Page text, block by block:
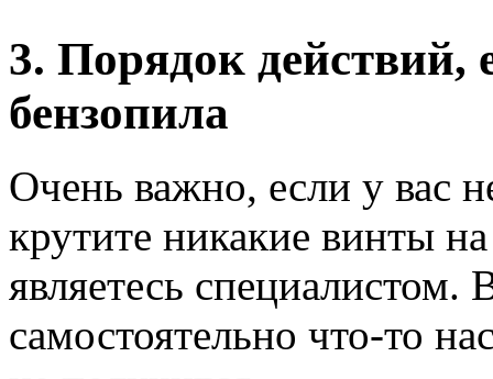
3. Порядок действий,
бензопила
Очень важно, если у вас
крутите никакие винты
являетесь
самостоятельно что-то